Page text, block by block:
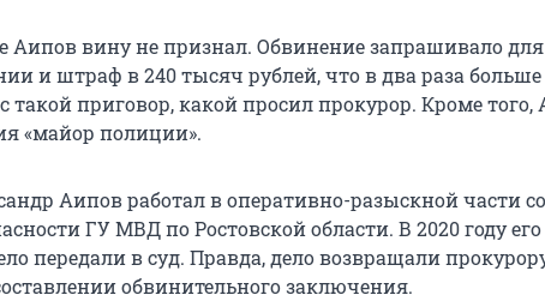
Аипов вину не признал. Обвинение запрашивало для
и штраф в 240 тысяч рублей, что в два раза больше
такой приговор, какой просил прокурор. Кроме
«майор полиции».
Аипов работал в оперативно-разыскной части
ГУ МВД по Ростовской области. В 2020 году
передали в суд. Правда, дело возвращали
обвинительного заключения.